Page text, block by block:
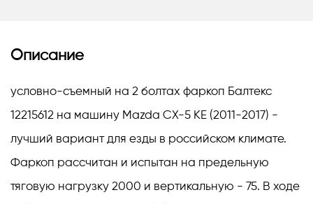
Описание
условно-съемный на 2 болтах фаркоп Балтекс
12215612 на машину Mazda CX-5 KE (2011-2017) -
лучший вариант для езды в российском климате.
Фаркоп рассчитан и испытан на предельную
тяговую нагрузку 2000 и вертикальную - 75. В ходе